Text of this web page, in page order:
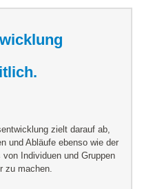
zielt darauf ab,
und Abläufe ebenso wie der
Individuen und Gruppen
zu machen.